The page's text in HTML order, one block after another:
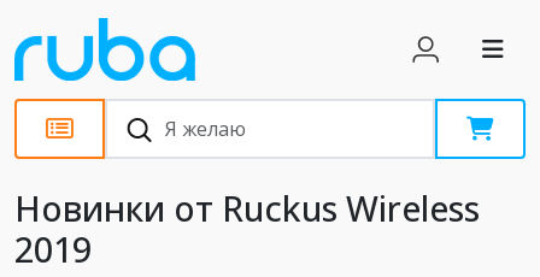
Новости
Новинки от Ruckus Wireless
2019